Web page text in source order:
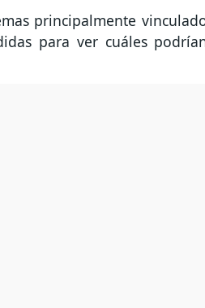
principalmente
para ver cuáles